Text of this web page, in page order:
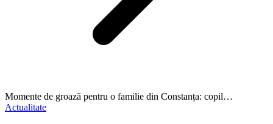
Momente de groază pentru o familie din Constanța: copil…
Actualitate